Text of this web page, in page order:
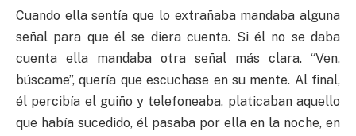
Cuando ella sentía que lo extrañaba mandaba alguna
señal para que él se diera cuenta. Si él no se daba
cuenta ella mandaba otra señal más clara. “Ven,
búscame”, quería que escuchase en su mente. Al final,
él percibía el guiño y telefoneaba, platicaban aquello
que había sucedido, él pasaba por ella en la noche, en